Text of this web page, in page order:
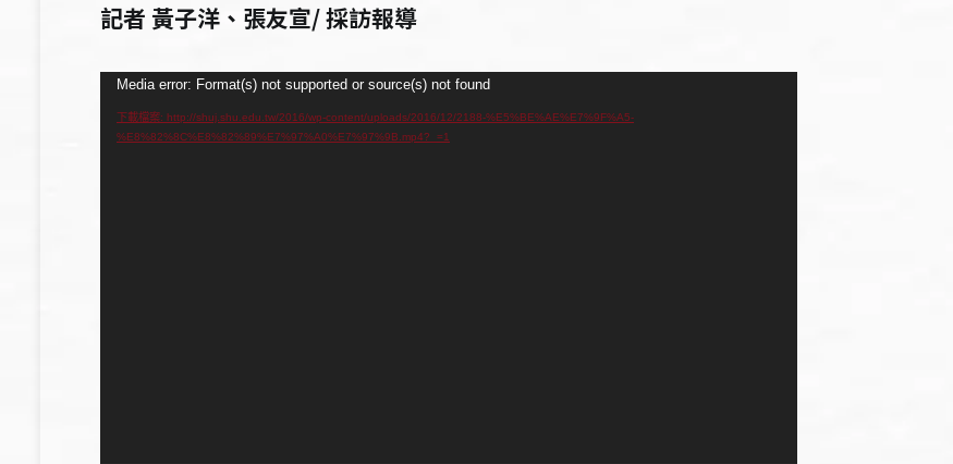
記者 黃子洋、張友宣/ 採訪報導
Media error: Format(s) not supported or source(s) not found
下載檔案: http://shuj.shu.edu.tw/2016/wp-content/uploads/2016/12/2188-%E5%BE%AE%E7%9F%A5-
%E8%82%8C%E8%82%89%E7%97%A0%E7%97%9B.mp4?_=1